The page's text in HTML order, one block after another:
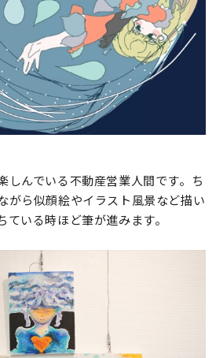
しんでいる不動産営業人間です。ち
がら似顔絵やイラスト風景など描い
いる時ほど筆が進みます。